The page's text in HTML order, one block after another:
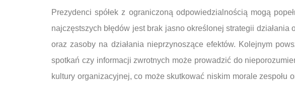
Prezydenci spółek z ograniczoną odpowiedzialnością mogą
najczęstszych błędów jest brak jasno określonej strategii
oraz zasoby na działania nieprzynoszące efektów. Kolejnym
spotkań czy informacji zwrotnych może prowadzić do
kultury organizacyjnej, co może skutkować niskim morale zespołu